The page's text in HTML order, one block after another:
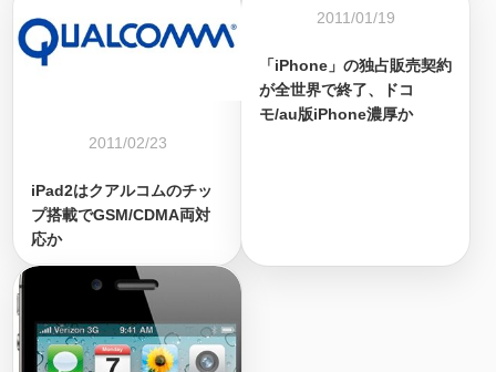
2011/02/23
iPad2はクアルコムのチッ
プ搭載でGSM/CDMA両対
応か
2011/01/19
「iPhone」の独占販売契約
が全世界で終了、ドコ
モ/au版iPhone濃厚か